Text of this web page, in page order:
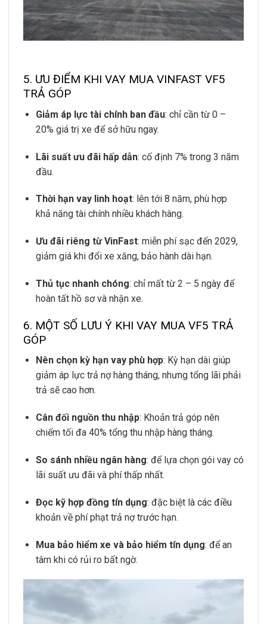
5. ƯU ĐIỂM KHI VAY MUA VINFAST VF5
TRẢ GÓP
Giảm áp lực tài chính ban đầu: chỉ cần từ 0 –
20% giá trị xe để sở hữu ngay.
Lãi suất ưu đãi hấp dẫn: cố định 7% trong 3 năm
đầu.
Thời hạn vay linh hoạt: lên tới 8 năm, phù hợp
khả năng tài chính nhiều khách hàng.
Ưu đãi riêng từ VinFast: miễn phí sạc đến 2029,
giảm giá khi đổi xe xăng, bảo hành dài hạn.
Thủ tục nhanh chóng: chỉ mất từ 2 – 5 ngày để
hoàn tất hồ sơ và nhận xe.
6. MỘT SỐ LƯU Ý KHI VAY MUA VF5 TRẢ
GÓP
Nên chọn kỳ hạn vay phù hợp: Kỳ hạn dài giúp
giảm áp lực trả nợ hàng tháng, nhưng tổng lãi phải
trả sẽ cao hơn.
Cân đối nguồn thu nhập: Khoản trả góp nên
chiếm tối đa 40% tổng thu nhập hàng tháng.
So sánh nhiều ngân hàng: để lựa chọn gói vay có
lãi suất ưu đãi và phí thấp nhất.
Đọc kỹ hợp đồng tín dụng: đặc biệt là các điều
khoản về phí phạt trả nợ trước hạn.
Mua bảo hiểm xe và bảo hiểm tín dụng: để an
tâm khi có rủi ro bất ngờ.